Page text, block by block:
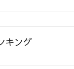
キング